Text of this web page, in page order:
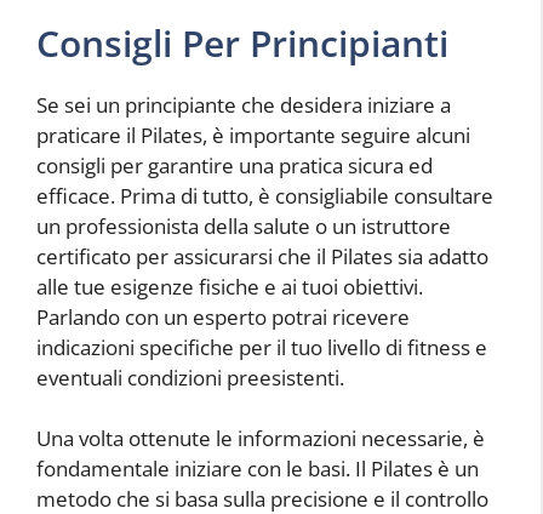
Consigli Per Principianti
Se sei un principiante che desidera iniziare a
praticare il Pilates, è importante seguire alcuni
consigli per garantire una pratica sicura ed
efficace. Prima di tutto, è consigliabile consultare
un professionista della salute o un istruttore
certificato per assicurarsi che il Pilates sia adatto
alle tue esigenze fisiche e ai tuoi obiettivi.
Parlando con un esperto potrai ricevere
indicazioni specifiche per il tuo livello di fitness e
eventuali condizioni preesistenti.
Una volta ottenute le informazioni necessarie, è
fondamentale iniziare con le basi. Il Pilates è un
metodo che si basa sulla precisione e il controllo